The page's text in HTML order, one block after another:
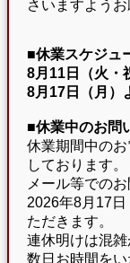
さいますようお
■休業スケジュ
8月11日（火・
8月17日（月）
■休業中のお問
休業期間中の
しております。
メール等での
2026年8月17
ただきます。
連休明けは混
数日お時間を